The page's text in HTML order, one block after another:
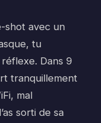
shot avec un
tu
Dans 9
tranquillement
mal
sorti de sa